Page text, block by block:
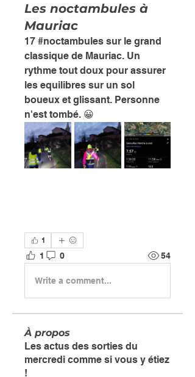
Les noctambules à
Mauriac
17 #noctambules sur le grand
classique de Mauriac. Un
rythme tout doux pour assurer
les equilibres sur un sol
boueux et glissant. Personne
n'est tombé. 😀
1
1 0 54
Write a comment...
À propos
Les actus des sorties du
mercredi comme si vous y étiez
!